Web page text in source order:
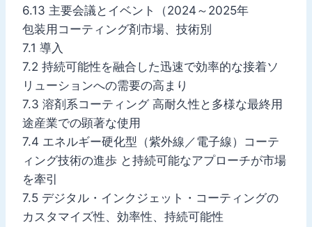
6.13 主要会議とイベント（2024～2025年
包装用コーティング剤市場、技術別
7.1 導入
7.2 持続可能性を融合した迅速で効率的な接着ソ
リューションへの需要の高まり
7.3 溶剤系コーティング 高耐久性と多様な最終用
途産業での顕著な使用
7.4 エネルギー硬化型（紫外線／電子線）コーテ
ィング技術の進歩 と持続可能なアプローチが市場
を牽引
7.5 デジタル・インクジェット・コーティングの
カスタマイズ性、効率性、持続可能性